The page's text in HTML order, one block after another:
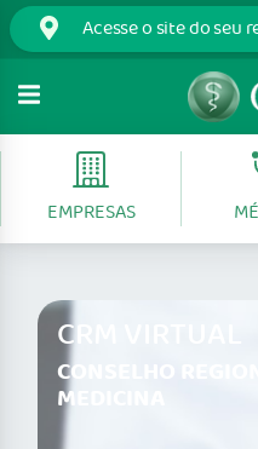
EMPRESAS
CRM VIRTUAL
CONSELHO
MEDICINA